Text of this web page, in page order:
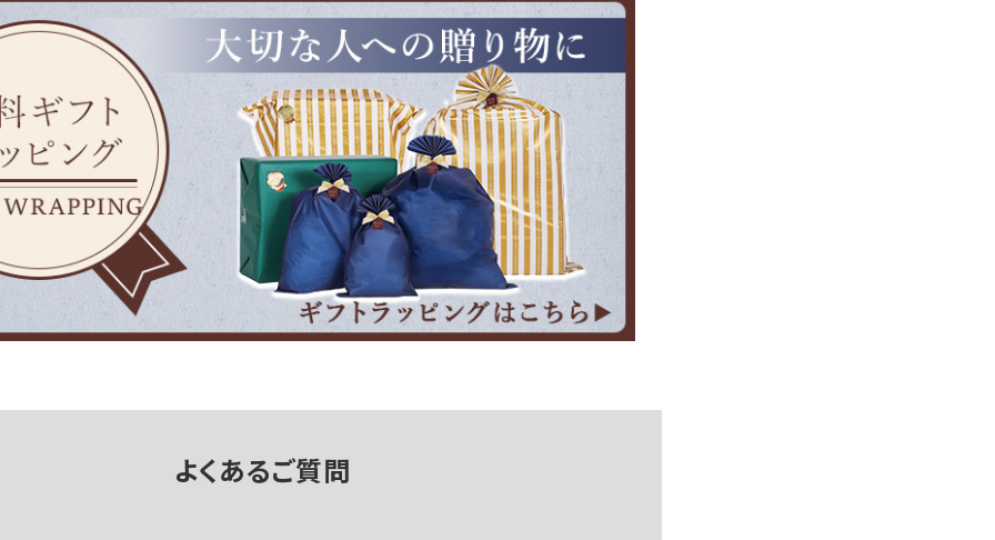
よくあるご質問